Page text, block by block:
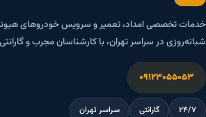
خدمات تخصصی امداد، تعمیر و سرویس خودروهای
شبانه‌روزی در سراسر تهران، با کارشناسان مجرب و
۰۹۱۲۳۰۵۵۰۵۳
۲۴/۷ گارانتی سراسر تهران